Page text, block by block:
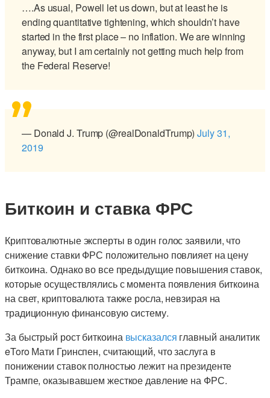
….As usual, Powell let us down, but at least he is
ending quantitative tightening, which shouldn’t have
started in the first place – no inflation. We are winning
anyway, but I am certainly not getting much help from
the Federal Reserve!
— Donald J. Trump (@realDonaldTrump)July 31,
2019
Биткоин и ставка ФРС
Криптовалютные эксперты в один голос заявили, что
снижение ставки ФРС положительно повлияет на цену
биткоина. Однако во все предыдущие повышения ставок,
которые осуществлялись с момента появления биткоина
на свет, криптовалюта также росла, невзирая на
традиционную финансовую систему.
За быстрый рост биткоина высказался главный аналитик
eToro Мати Гринспен, считающий, что заслуга в
понижении ставок полностью лежит на президенте
Трампе, оказывавшем жесткое давление на ФРС.